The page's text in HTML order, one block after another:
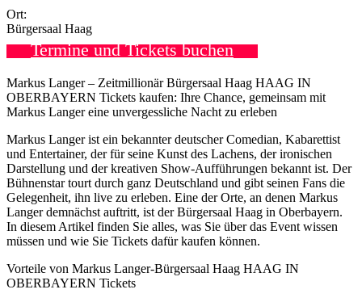
Ort:
Bürgersaal Haag
Termine und Tickets buchen
Markus Langer – Zeitmillionär Bürgersaal Haag HAAG IN
OBERBAYERN Tickets kaufen: Ihre Chance, gemeinsam mit
Markus Langer eine unvergessliche Nacht zu erleben
Markus Langer ist ein bekannter deutscher Comedian, Kabarettist
und Entertainer, der für seine Kunst des Lachens, der ironischen
Darstellung und der kreativen Show-Aufführungen bekannt ist. Der
Bühnenstar tourt durch ganz Deutschland und gibt seinen Fans die
Gelegenheit, ihn live zu erleben. Eine der Orte, an denen Markus
Langer demnächst auftritt, ist der Bürgersaal Haag in Oberbayern.
In diesem Artikel finden Sie alles, was Sie über das Event wissen
müssen und wie Sie Tickets dafür kaufen können.
Vorteile von Markus Langer-Bürgersaal Haag HAAG IN
OBERBAYERN Tickets